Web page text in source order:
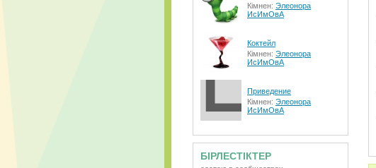
Кімнен: Элеонора
ИсИмОвА
Коктейл
Кімнен: Элеонора
ИсИмОвА
Приведение
Кімнен: Элеонора
ИсИмОвА
БІРЛЕСТІКТЕР